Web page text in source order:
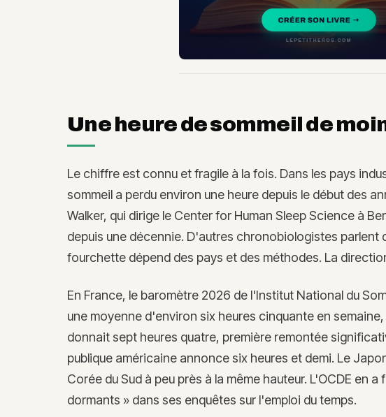
Une heure de sommeil de
Le chiffre est connu et fragile à la fois. Dans les pays
sommeil a perdu environ une heure depuis le début des
Walker, qui dirige le Center for Human Sleep Science à
depuis une décennie. D'autres chronobiologistes parlent
fourchette dépend des pays et des méthodes. La
En France, le baromètre 2026 de l'Institut National du
une moyenne d'environ six heures cinquante en
donnait sept heures quatre, première remontée
publique américaine annonce six heures et demi. Le
Corée du Sud à peu près à la même hauteur. L'OCDE en
dormants » dans ses enquêtes sur l'emploi du temps.